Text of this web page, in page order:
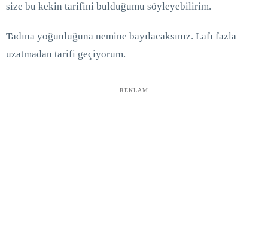
size bu kekin tarifini bulduğumu söyleyebilirim.
Tadına yoğunluğuna nemine bayılacaksınız. Lafı fazla
uzatmadan tarifi geçiyorum.
REKLAM